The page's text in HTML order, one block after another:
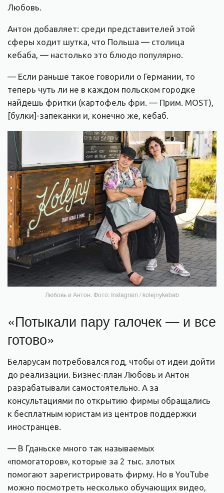
Любовь.
Антон добавляет: среди представителей этой
сферы ходит шутка, что Польша — столица
кебаба, — настолько это блюдо популярно.
— Если раньше такое говорили о Германии, то
теперь чуть ли не в каждом польском городке
найдешь фритки (картофель фри. — Прим. MOST),
[булки]-запеканки и, конечно же, кебаб.
Любовь и Антон. Фото: Instagram / kolejnykebab
«Потыкали пару галочек — и все
готово»
Беларусам потребовался год, чтобы от идеи дойти
до реализации. Бизнес-план Любовь и Антон
разрабатывали самостоятельно. А за
консультациями по открытию фирмы обращались
к бесплатным юристам из центров поддержки
иностранцев.
— В Гданьске много так называемых
«помогаторов», которые за 2 тыс. злотых
помогают зарегистрировать фирму. Но в YouTube
можно посмотреть несколько обучающих видео,